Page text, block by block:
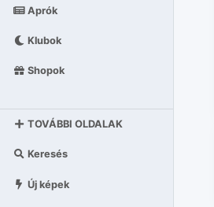
Aprók
Klubok
Shopok
TOVÁBBI OLDALAK
Keresés
Új képek